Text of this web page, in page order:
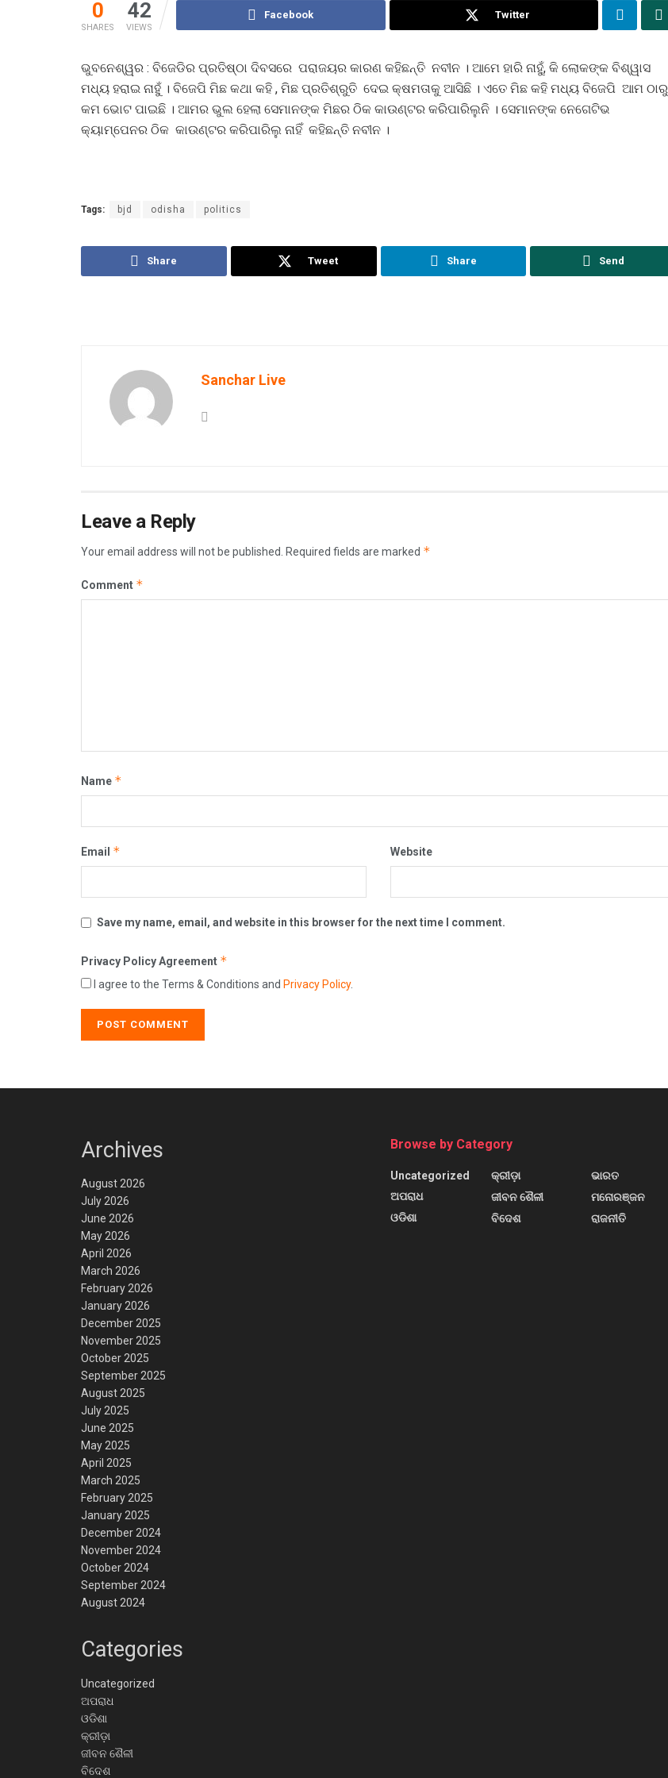
0
SHARES
42
VIEWS
Facebook Twitter
ଭୁବନେଶ୍ୱର : ବିଜେଡିର ପ୍ରତିଷ୍ଠା ଦିବସରେ ପରାଜୟର କାରଣ କହିଛନ୍ତି ନବୀନ । ଆମେ ହାରି ନାହୁଁ, କି ଲୋକଙ୍କ ବିଶ୍ୱାସ
ମଧ୍ୟ ହରାଇ ନାହୁଁ । ବିଜେପି ମିଛ କଥା କହି , ମିଛ ପ୍ରତିଶ୍ରୁତି ଦେଇ କ୍ଷମତାକୁ ଆସିଛି । ଏତେ ମିଛ କହି ମଧ୍ୟ ବିଜେପି ଆମ ଠାରୁ
କମ ଭୋଟ ପାଇଛି । ଆମର ଭୁଲ ହେଲା ସେମାନଙ୍କ ମିଛର ଠିକ କାଉଣ୍ଟର କରିପାରିଲୁନି । ସେମାନଙ୍କ ନେଗେଟିଭ
କ୍ୟାମ୍ପେନର ଠିକ କାଉଣ୍ଟର କରିପାରିଲୁ ନାହିଁ କହିଛନ୍ତି ନବୀନ ।
Tags: bjd odisha politics
Share Tweet Share Send
Sanchar Live
Leave a Reply
Your email address will not be published. Required fields are marked *
Comment *
Name *
Email * Website
Save my name, email, and website in this browser for the next time I comment.
Privacy Policy Agreement *
I agree to the Terms & Conditions and Privacy Policy.
Archives
August 2026
July 2026
June 2026
May 2026
April 2026
March 2026
February 2026
January 2026
December 2025
November 2025
October 2025
September 2025
August 2025
July 2025
June 2025
May 2025
April 2025
March 2025
February 2025
January 2025
December 2024
November 2024
October 2024
September 2024
August 2024
Categories
Uncategorized
ଅପରାଧ
ଓଡିଶା
କ୍ରୀଡ଼ା
ଜୀବନ ଶୈଳୀ
ବିଦେଶ
Browse by Category
Uncategorized
ଅପରାଧ
ଓଡିଶା
କ୍ରୀଡ଼ା
ଜୀବନ ଶୈଳୀ
ବିଦେଶ
ଭାରତ
ମନୋରଞ୍ଜନ
ରାଜନୀତି